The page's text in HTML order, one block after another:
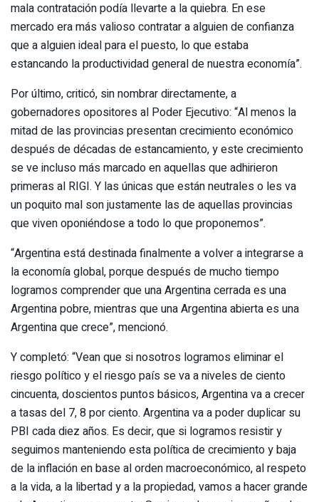
mala contratación podía llevarte a la quiebra. En ese
mercado era más valioso contratar a alguien de confianza
que a alguien ideal para el puesto, lo que estaba
estancando la productividad general de nuestra economía”.
Por último, criticó, sin nombrar directamente, a
gobernadores opositores al Poder Ejecutivo: “Al menos la
mitad de las provincias presentan crecimiento económico
después de décadas de estancamiento, y este crecimiento
se ve incluso más marcado en aquellas que adhirieron
primeras al RIGI. Y las únicas que están neutrales o les va
un poquito mal son justamente las de aquellas provincias
que viven oponiéndose a todo lo que proponemos”.
“Argentina está destinada finalmente a volver a integrarse a
la economía global, porque después de mucho tiempo
logramos comprender que una Argentina cerrada es una
Argentina pobre, mientras que una Argentina abierta es una
Argentina que crece”, mencionó.
Y completó: “Vean que si nosotros logramos eliminar el
riesgo político y el riesgo país se va a niveles de ciento
cincuenta, doscientos puntos básicos, Argentina va a crecer
a tasas del 7, 8 por ciento. Argentina va a poder duplicar su
PBI cada diez años. Es decir, que si logramos resistir y
seguimos manteniendo esta política de crecimiento y baja
de la inflación en base al orden macroeconómico, al respeto
a la vida, a la libertad y a la propiedad, vamos a hacer grande